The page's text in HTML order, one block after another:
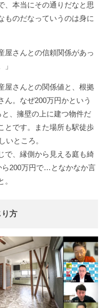
、本当にその通りだなと思
ものだなっていうのは身に
屋さんとの信頼関係があっ
屋さんとの関係値と、根拠
ん。なぜ200万円かという
、擁壁の上に建つ物件だ
とです。また場所も駅徒歩
いところ。
で、縁側から見える庭も綺
ら200万円で…となかなか言
方